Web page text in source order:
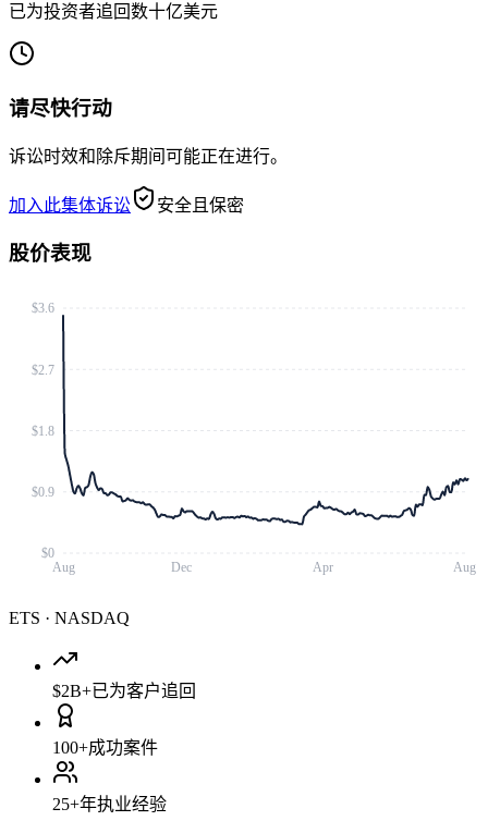
已为投资者追回数十亿美元
请尽快行动
诉讼时效和除斥期间可能正在进行。
加入此集体诉讼 安全且保密
股价表现
Aug Dec Apr Aug
$0
$0.9
$1.8
$2.7
$3.6
ETS · NASDAQ
$2B+已为客户追回
100+成功案件
25+年执业经验